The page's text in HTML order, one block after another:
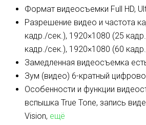
Формат видеосъемки Full HD,
Разрешение видео и частота
кадр./сек.), 1920×1080 (25
кадр./сек.), 1920×1080 (60
Замедленная видеосъемка
Зум (видео) 6-кратный
Особенности и функции
вспышка True Tone, запись
Vision, ещё